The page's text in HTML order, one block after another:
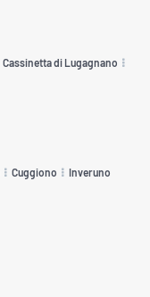
Cassinetta di Lugagnano
Cuggiono Inveruno